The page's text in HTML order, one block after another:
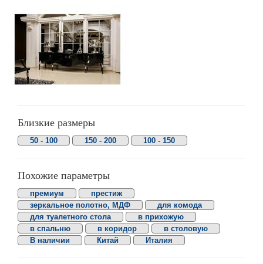
Близкие размеры
50 - 100 150 - 200 100 - 150
Похожие параметры
премиум
престиж
зеркальное полотно, МДФ
для комода
для туалетного стола
в прихожую
в спальню
в коридор
в столовую
В наличии
Китай Италия